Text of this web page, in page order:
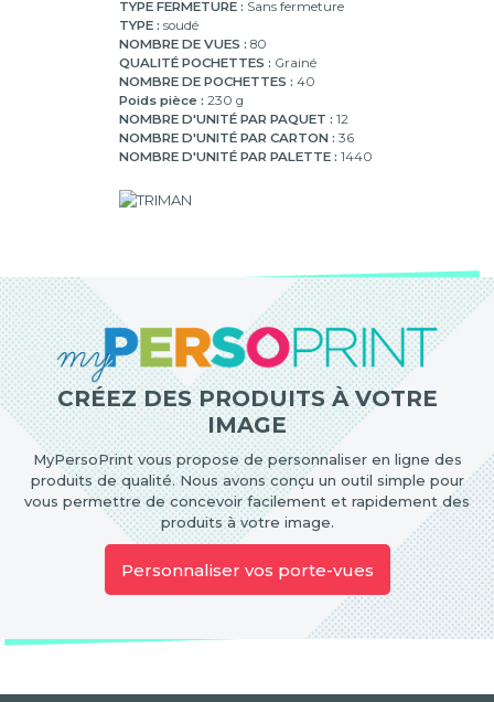
TYPE FERMETURE : Sans fermeture
TYPE : soudé
NOMBRE DE VUES : 80
QUALITÉ POCHETTES : Grainé
NOMBRE DE POCHETTES : 40
Poids pièce : 230 g
NOMBRE D'UNITÉ PAR PAQUET : 12
NOMBRE D'UNITÉ PAR CARTON : 36
NOMBRE D'UNITÉ PAR PALETTE : 1440
CRÉEZ DES PRODUITS À VOTRE
IMAGE
MyPersoPrint vous propose de personnaliser en ligne des
produits de qualité. Nous avons conçu un outil simple pour
vous permettre de concevoir facilement et rapidement des
produits à votre image.
Personnaliser vos porte-vues